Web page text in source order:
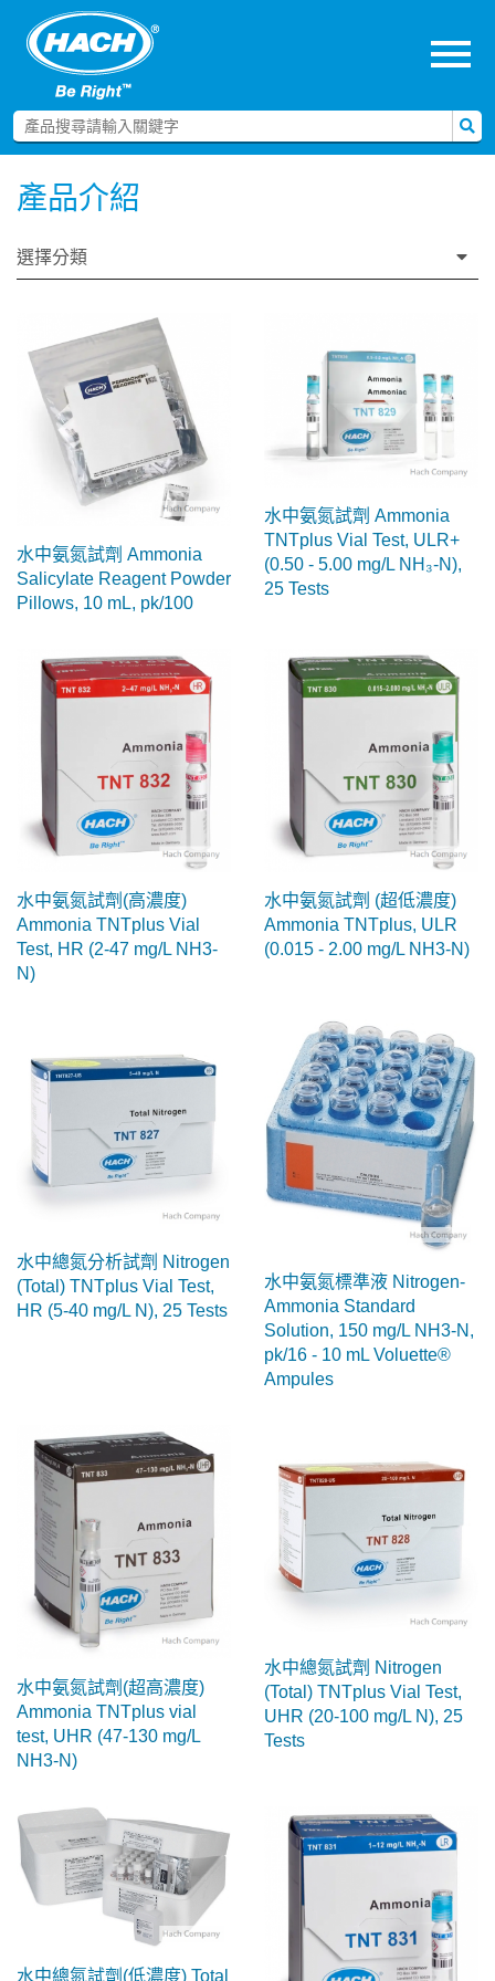
menu
產品介紹
選擇分類
水中氨氮試劑 Ammonia
Salicylate Reagent Powder
Pillows, 10 mL, pk/100
水中氨氮試劑 Ammonia
TNTplus Vial Test, ULR+
(0.50 - 5.00 mg/L NH₃-N),
25 Tests
水中氨氮試劑(高濃度)
Ammonia TNTplus Vial
Test, HR (2-47 mg/L NH3-
N)
水中氨氮試劑 (超低濃度)
Ammonia TNTplus, ULR
(0.015 - 2.00 mg/L NH3-N)
水中總氮分析試劑 Nitrogen
(Total) TNTplus Vial Test,
HR (5-40 mg/L N), 25 Tests
水中氨氮標準液 Nitrogen-
Ammonia Standard
Solution, 150 mg/L NH3-N,
pk/16 - 10 mL Voluette®
Ampules
水中氨氮試劑(超高濃度)
Ammonia TNTplus vial
test, UHR (47-130 mg/L
NH3-N)
水中總氮試劑 Nitrogen
(Total) TNTplus Vial Test,
UHR (20-100 mg/L N), 25
Tests
水中總氮試劑(低濃度) Total